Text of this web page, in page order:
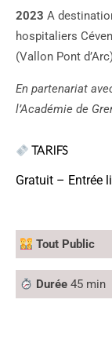
2023 A
hospitaliers
(Vallon Pont
En partenariat
l’Académie de
TARIFS
Gratuit – Entrée
Tout Public
Durée 45 min